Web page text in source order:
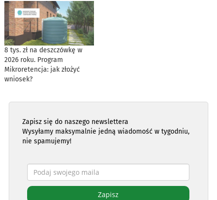
8 tys. zł na deszczówkę w
2026 roku. Program
Mikroretencja: jak złożyć
wniosek?
Zapisz się do naszego newslettera
Wysyłamy maksymalnie jedną wiadomość w tygodniu,
nie spamujemy!